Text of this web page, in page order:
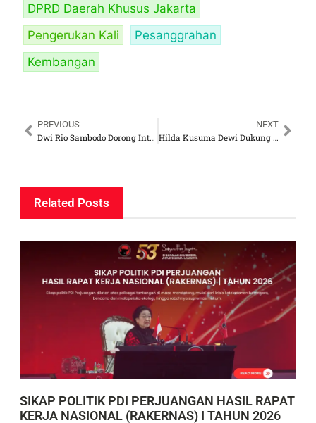
DPRD Daerah Khusus Jakarta
Pengerukan Kali
Pesanggrahan
Kembangan
PREVIOUS
Dwi Rio Sambodo Dorong Integrasi Tanda Bahaya Perlintasan KA
NEXT
Hilda Kusuma Dewi Dukung Rencana Taman Kota 24 Jam, Tekankan Keamanan dan Pengawasan
Related Posts
SIKAP POLITIK PDI PERJUANGAN HASIL RAPAT
KERJA NASIONAL (RAKERNAS) I TAHUN 2026